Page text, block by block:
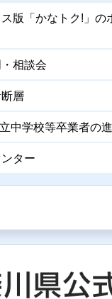
版「かなトク!」の
相談会
層
中学校等卒業者の
ター